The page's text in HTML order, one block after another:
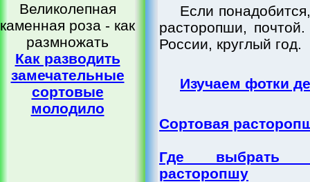
Великолепная
каменная роза - как
размножать
Как разводить
замечательные
сортовые
молодило
Если
расторопши,
России, круглый год.
Изучаем фотки
Сортовая
Где выбрать
расторопшу